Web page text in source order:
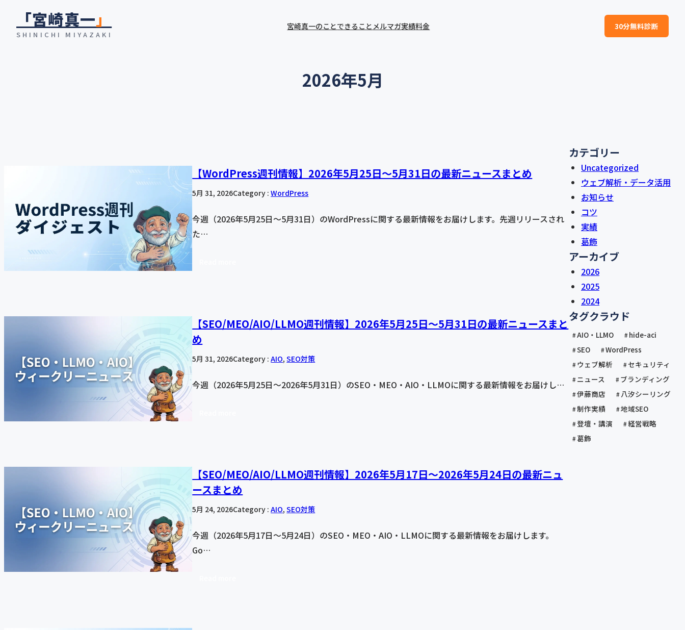
「宮崎真一」
SHINICHI MIYAZAKI
宮崎真一のことできること メルマガ実績料金 30分無料診断
2026年5月
【WordPress週刊情報】2026年5月25日〜5月31日の最新ニュースまとめ
5月 31, 2026Category :WordPress
今週（2026年5月25日〜5月31日）のWordPressに関する最新情報をお届けします。先週リリースされ
た…
【SEO/MEO/AIO/LLMO週刊情報】2026年5月25日〜5月31日の最新ニュースまと
め
5月 31, 2026Category :AIO, SEO対策
今週（2026年5月25日〜2026年5月31日）のSEO・MEO・AIO・LLMOに関する最新情報をお届けし…
【SEO/MEO/AIO/LLMO週刊情報】2026年5月17日〜2026年5月24日の最新ニュ
ースまとめ
5月 24, 2026Category :AIO, SEO対策
今週（2026年5月17日〜5月24日）のSEO・MEO・AIO・LLMOに関する最新情報をお届けします。
Go…
カテゴリー
Uncategorized
ウェブ解析・データ活用
お知らせ
コツ
実績
葛飾
アーカイブ
2026
2025
2024
タグクラウド
AIO・LLMO
hide-aci
SEO
WordPress
ウェブ解析
セキュリティ
ニュース
ブランディング
伊藤商店
八汐シーリング
制作実績
地域SEO
登壇・講演
経営戦略
葛飾